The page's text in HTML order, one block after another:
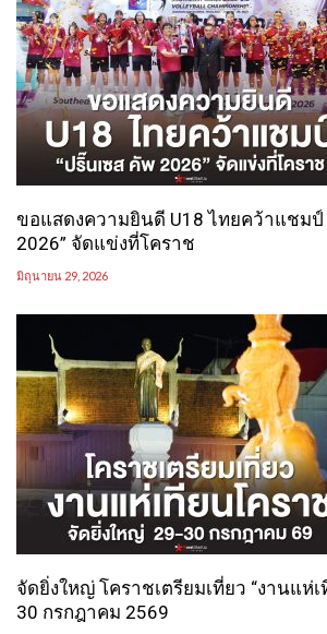
ขอแสดงความยินดี U18 ไทยคว้าแชมป์
2026” จัดแข่งที่โคราช
มิถุนายน 29, 2026
จัดยิ่งใหญ่ โคราชเตรียมเที่ยว “งานแห่
30 กรกฎาคม 2569